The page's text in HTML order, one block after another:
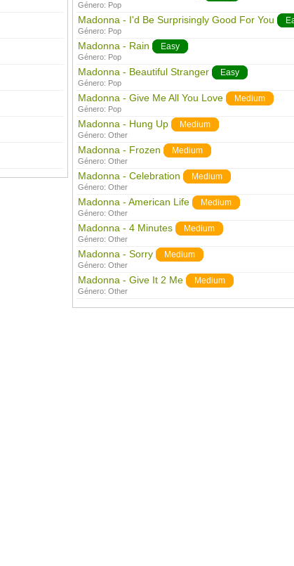
Género: Pop
Madonna - I'd Be Surprisingly Good For You
Género: Pop
Madonna - Rain Easy
Género: Pop
Madonna - Beautiful Stranger Easy
Género: Pop
Madonna - Give Me All You Love Medium
Género: Pop
Madonna - Hung Up Medium
Género: Other
Madonna - Frozen Medium
Género: Other
Madonna - Celebration Medium
Género: Other
Madonna - American Life Medium
Género: Other
Madonna - 4 Minutes Medium
Género: Other
Madonna - Sorry Medium
Género: Other
Madonna - Give It 2 Me Medium
Género: Other